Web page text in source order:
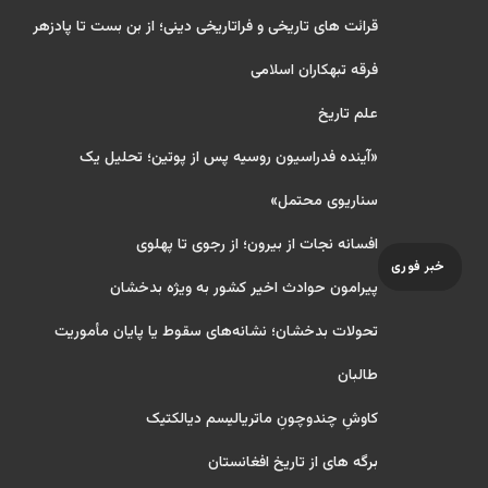
خبر فوری
قرائت های تاریخی و فراتاریخی دینی؛ از بن بست تا پادزهر
فرقه تبهکاران اسلامی
علم تاریخ
«آینده فدراسیون روسیه پس از پوتین؛ تحلیل یک
سناریوی محتمل»
افسانه نجات از بیرون؛ از رجوی تا پهلوی
پیرامون حوادث اخیر کشور به ویژه بدخشان
تحولات بدخشان؛ نشانه‌های سقوط یا پایان مأموریت
طالبان
کاوشِ چندو‌چونِ ماتریالیسم دیالکتیک
برگه های از تاریخ افغانستان